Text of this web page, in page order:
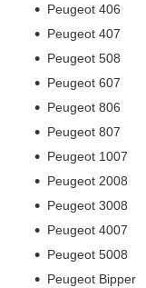
Peugeot 406
Peugeot 407
Peugeot 508
Peugeot 607
Peugeot 806
Peugeot 807
Peugeot 1007
Peugeot 2008
Peugeot 3008
Peugeot 4007
Peugeot 5008
Peugeot Bipper